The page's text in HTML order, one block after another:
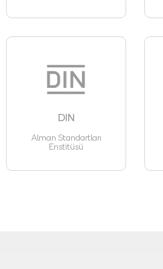
DIN
Alman Standartları
Enstitüsü